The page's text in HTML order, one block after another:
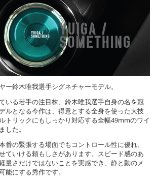
ー鈴木唯我選手シグネチャーモデル。
いる若手の注目株、鈴木唯我選手自身の名を冠
ルとなる今作は、得意とする全身を使った大技
トリックにもしっかり対応する全幅49mmのワイ
した。
番の緊張する場面でもコントロール性に優れ、
ていける頼もしさがあります。スピード感のあ
量さだけではないことを実感でき、静と動のメ
能にする秀作です。